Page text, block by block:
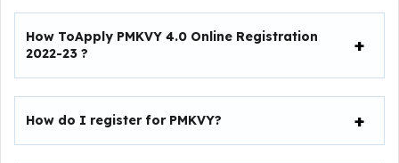
How ToApply PMKVY 4.0 Online Registration
2022-23 ?
How do I register for PMKVY?